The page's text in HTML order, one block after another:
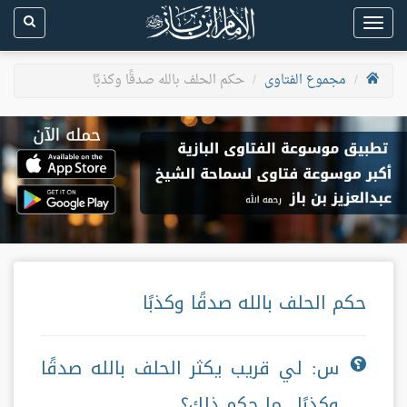
Toggle
navigation
مجموع الفتاوى
حكم الحلف بالله صدقًا وكذبًا
حكم الحلف بالله صدقًا وكذبًا
س: لي قريب يكثر الحلف بالله صدقًا